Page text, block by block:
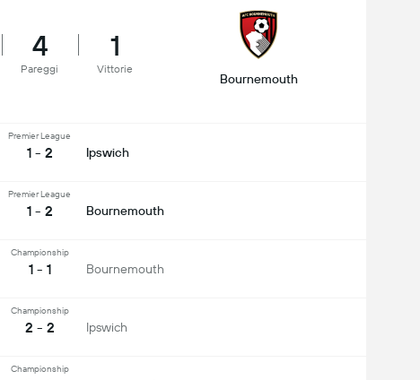
4
Pareggi
1
Vittorie
Bournemouth
Premier League
1 - 2 Ipswich
Premier League
1 - 2 Bournemouth
Championship
1 - 1 Bournemouth
Championship
2 - 2 Ipswich
Championship